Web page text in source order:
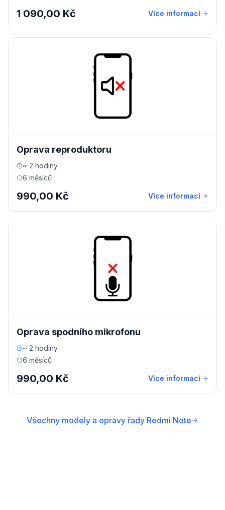
1 090,00 Kč Více informací
Oprava reproduktoru
~ 2 hodiny
6 měsíců
990,00 Kč Více informací
Oprava spodního mikrofonu
~ 2 hodiny
6 měsíců
990,00 Kč Více informací
Všechny modely a opravy řady Redmi Note